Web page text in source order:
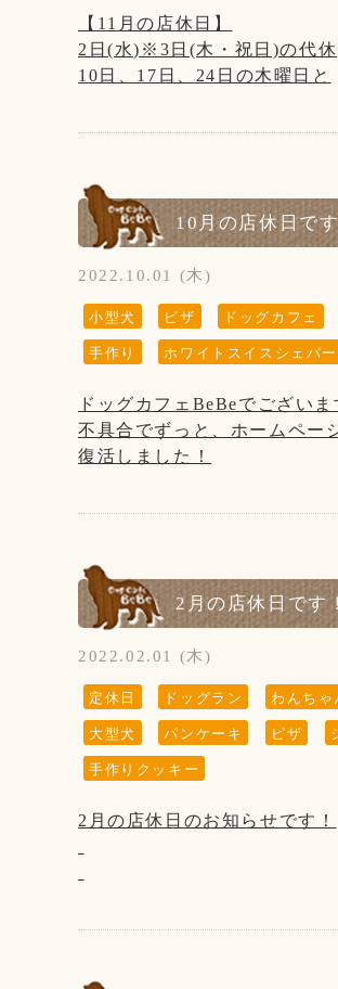
◆お席からは必要最低限の移
お客様同士(わんちゃんも含
す。
◆ご入店の制限をさせて頂い
お客様、わんちゃんの安全を
【営業時間について】
コロナウイルス対策として
【写真について】
Upしています、お写真はトリ
【11月の店休日】
2日(水)※3日(木・祝日)の代休
10日、17日、24日の木曜日と
10月の店休日で
2022.10.01 (木)
小型犬 ピザ ドッグカフェ
手作り ホワイトスイスシェパー
ドッグカフェBeBeでございま
不具合でずっと、ホームペー
復活しました！
③夏季限定サラダパスタも終
④ピザとカレーライスを各100
ご了承下さいませ。
【10月の店休日】
6日、13日、20日、27日の木
2月の店休日です
2022.02.01 (木)
定休日 ドッグラン わんちゃ
大型犬 パンケーキ ピザ
手作りクッキー
2月の店休日のお知らせです！